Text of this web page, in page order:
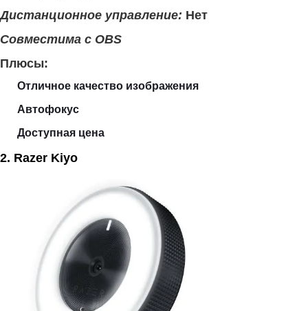
Дистанционное управление: Нет
Совместима с OBS
Плюсы:
Отличное качество изображения
Автофокус
Доступная цена
2. Razer Kiyo